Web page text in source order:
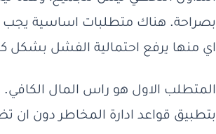
بصراحة. هناك متطلبات اساسية يجب
اي منها يرفع احتمالية الفشل بشكل
المتطلب الاول هو راس المال
بتطبيق قواعد ادارة المخاطر دون